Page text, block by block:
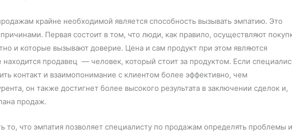
крайне необходимой является способность вызывать эмпатию. Это
Первая состоит в том, что люди, как правило, осуществляют
и которые вызывают доверие. Цена и сам продукт при этом являются
продавец — человек, который стоит за продуктом. Если
контакт и взаимопонимание с клиентом более эффективно, чем
он также достигнет более высокого результата в заключении сделок и,
продаж.
то, что эмпатия позволяет специалисту по продажам определять проблемы и